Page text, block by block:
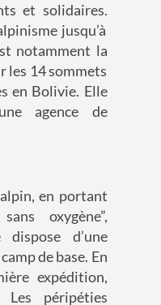
et solidaires.
jusqu’à
notamment la
les 14 sommets
en Bolivie. Elle
une agence de
en portant
oxygène”,
d’une
de base. En
expédition,
Les péripéties